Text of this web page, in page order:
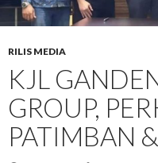
RILIS MEDIA
KJL
GROUP,
PATIMBAN